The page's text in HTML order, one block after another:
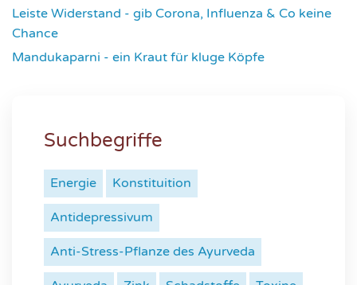
Leiste Widerstand - gib Corona, Influenza & Co keine
Chance
Mandukaparni - ein Kraut für kluge Köpfe
Suchbegriffe
Energie Konstituition
Antidepressivum
Anti-Stress-Pflanze des Ayurveda